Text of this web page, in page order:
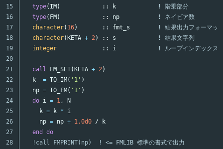
15
16
17
18
19
20
21
22
23
24
25
26
27
28
type( IM) :: k
! 階乗部分
type( FM) :: np
! ネイビア数
character( 16) :: fmt_s
! 結果出力フォーマッ
character(KETA + 2 ) :: s
! 結果文字列
integer
:: i ! ループインデックス
call FM_SET(KETA + 2 )
k
= TO_IM( '1' )
np = TO_FM( '1' )
do i = 1 ,
N
k = k *
i
np = np + 1.0d0 /
k
end
do
!call FMPRINT(np)  ! <= FMLIB 標準の書式で出力